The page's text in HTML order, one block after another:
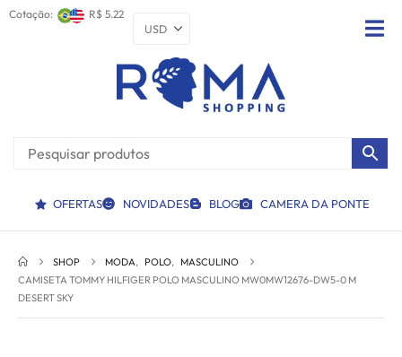
Cotação: R$ 5.22
OFERTAS NOVIDADES BLOG CAMERA DA PONTE
SHOP MODA, POLO, MASCULINO
CAMISETA TOMMY HILFIGER POLO MASCULINO MW0MW12676-DW5-0 M
DESERT SKY